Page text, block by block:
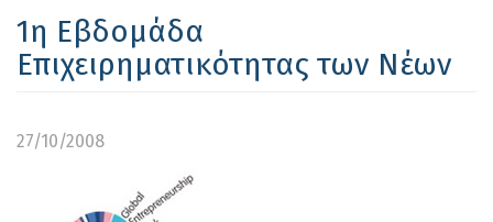
1η Εβδομάδα
Επιχειρηματικότητας των Νέων
27/10/2008